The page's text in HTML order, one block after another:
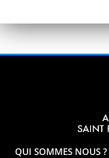
QUI SOMMES NOUS ?